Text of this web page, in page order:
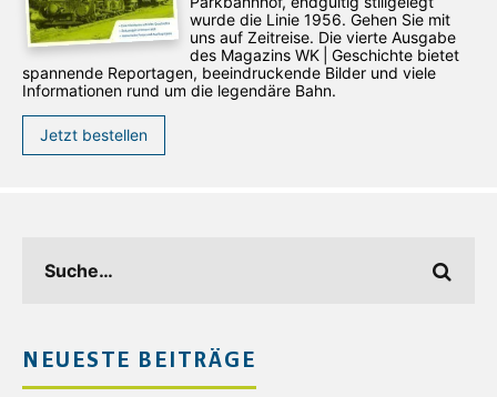
wurde die Linie 1956. Gehen Sie mit
uns auf Zeitreise. Die vierte Ausgabe
des ­Magazins WK | Geschichte bietet
spannende Reportagen, beeindruckende Bilder und viele
Informationen rund um die legendäre Bahn.
Jetzt bestellen
NEUESTE BEITRÄGE